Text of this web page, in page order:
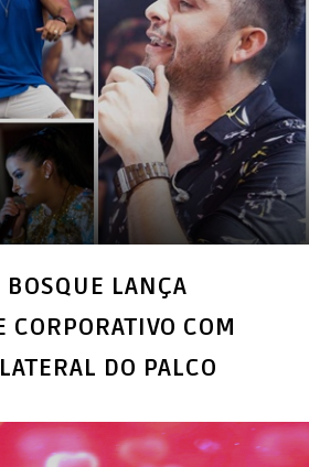
BOSQUE LANÇA
CORPORATIVO COM
DO PALCO